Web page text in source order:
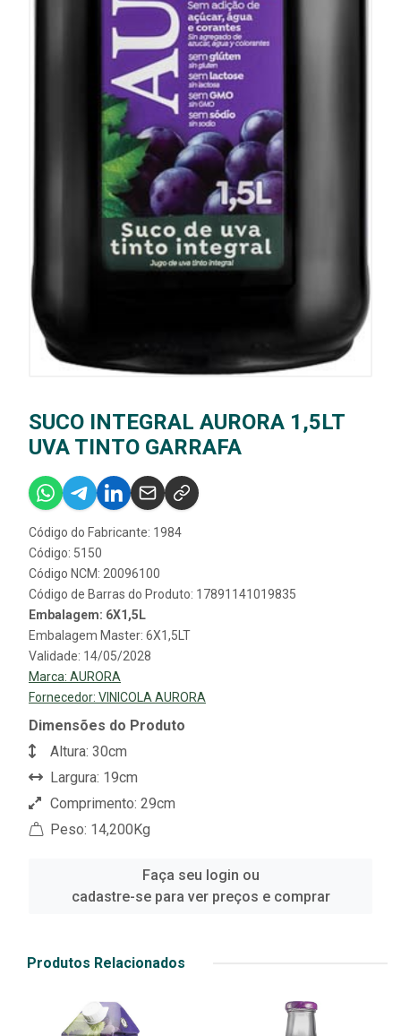
SUCO INTEGRAL AURORA 1,5LT
UVA TINTO GARRAFA
Código do Fabricante: 1984
Código: 5150
Código NCM: 20096100
Código de Barras do Produto: 17891141019835
Embalagem: 6X1,5L
Embalagem Master: 6X1,5LT
Validade: 14/05/2028
Marca: AURORA
Fornecedor: VINICOLA AURORA
Dimensões do Produto
Altura: 30cm
Largura: 19cm
Comprimento: 29cm
Peso: 14,200Kg
Faça seu login ou
cadastre-se para ver preços e comprar
Produtos Relacionados